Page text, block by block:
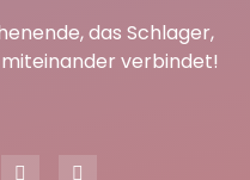
das Schlager,
verbindet!